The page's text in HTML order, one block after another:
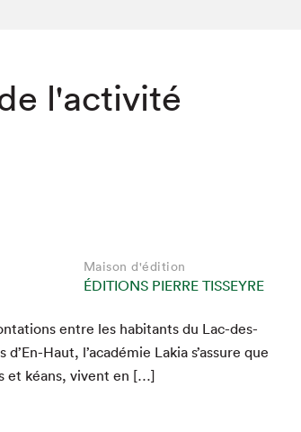
l'activité
Maison d'édition
ÉDITIONS PIERRE TISSEYRE
entre les habi­tants du Lac-des-
Haut, l’académie Lakia s’assure que
et kéans, vivent en […]